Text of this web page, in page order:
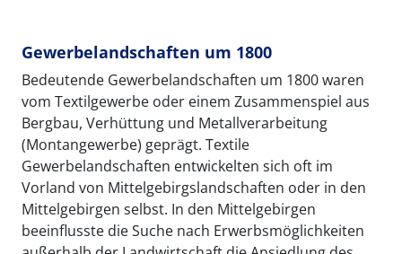
Gewerbelandschaften um 1800
Bedeutende Gewerbelandschaften um 1800 waren
vom Textilgewerbe oder einem Zusammenspiel aus
Bergbau, Verhüttung und Metallverarbeitung
(Montangewerbe) geprägt. Textile
Gewerbelandschaften entwickelten sich oft im
Vorland von Mittelgebirgslandschaften oder in den
Mittelgebirgen selbst. In den Mittelgebirgen
beeinflusste die Suche nach Erwerbsmöglichkeiten